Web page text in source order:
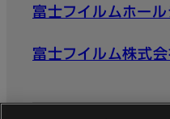
富士フイルムホー
富士フイルム株式